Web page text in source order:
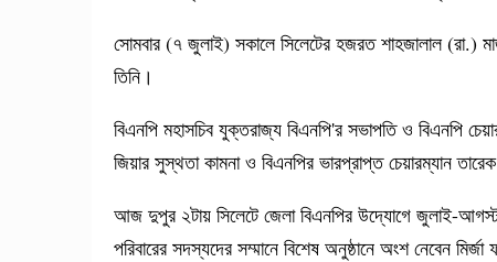
সোমবার (৭ জুলাই) সকালে সিলেটের হজরত শাহজালাল (রা.)
তিনি।
বিএনপি মহাসচিব যুক্তরাজ্য বিএনপি'র সভাপতি ও বিএনপি
জিয়ার সুস্থতা কামনা ও বিএনপির ভারপ্রাপ্ত চেয়ারম্যান
আজ দুপুর ২টায় সিলেটে জেলা বিএনপির উদ্যোগে জুলাই-
পরিবারের সদস্যদের সম্মানে বিশেষ অনুষ্ঠানে অংশ নেবেন